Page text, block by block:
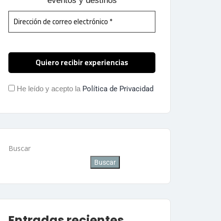
He leído y acepto la Política de Privacidad
Buscar
Buscar